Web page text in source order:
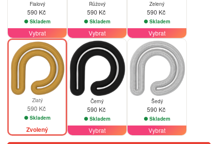
Fialový
590 Kč
Skladem
Vybrat
Růžový
590 Kč
Skladem
Vybrat
Zelený
590 Kč
Skladem
Vybrat
Zlatý
590 Kč
Skladem
Zvolený
Černý
590 Kč
Skladem
Vybrat
Šedý
590 Kč
Skladem
Vybrat